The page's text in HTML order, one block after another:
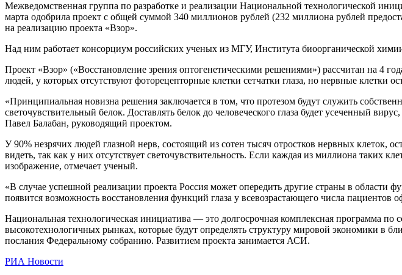
Межведомственная группа по разработке и реализации Национальной технологической
марта одобрила проект с общей суммой 340 миллионов рублей (232 миллиона рублей
на реализацию проекта «Взор».
Над ним работает консорциум российских ученых из МГУ, Института биоорганической
Проект «Взор» («Восстановление зрения оптогенетическими решениями») рассчитан на 4
людей, у которых отсутствуют фоторецепторные клетки сетчатки глаза, но нервные клетки
«Принципиальная новизна решения заключается в том, что протезом будут служить
светочувствительный белок. Доставлять белок до человеческого глаза будет усеченный
Павел Балабан, руководящий проектом.
У 90% незрячих людей глазной нерв, состоящий из сотен тысяч отростков нервных клеток,
видеть, так как у них отсутствует светочувствительность. Если каждая из миллиона таких
изображение, отмечает ученый.
«В случае успешной реализации проекта Россия может опередить другие страны в
появится возможность восстановления функций глаза у всевозрастающего числа
Национальная технологическая инициатива — это долгосрочная комплексная программа
высокотехнологичных рынках, которые будут определять структуру мировой экономики
послания Федеральному собранию. Развитием проекта занимается АСИ.
РИА Новости